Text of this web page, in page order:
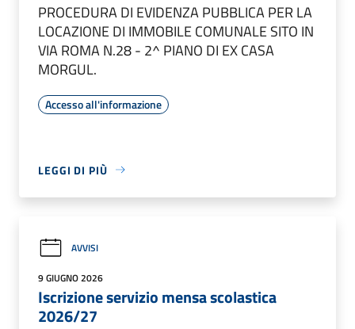
PROCEDURA DI EVIDENZA PUBBLICA PER LA
LOCAZIONE DI IMMOBILE COMUNALE SITO IN
VIA ROMA N.28 - 2^ PIANO DI EX CASA
MORGUL.
Accesso all'informazione
LEGGI DI PIÙ
AVVISI
9 GIUGNO 2026
Iscrizione servizio mensa scolastica
2026/27